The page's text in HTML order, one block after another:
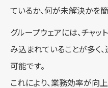
ているか、何が未解決かを
グループウェアには、チャッ
み込まれていることが多く
可能です。
これにより、業務効率が向